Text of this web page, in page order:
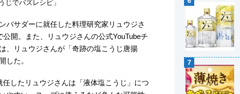
じでバズレシピ」
バサダーに就任した料理研究家リュウジさ
開。また、リュウジさんの公式YouTubeチ
、リュウジさんが「奇跡の塩こうじ唐揚
した。
したリュウジさんは「液体塩こうじ」につ